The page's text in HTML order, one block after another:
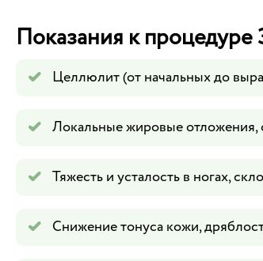
Показания к
Целлюлит (от начальных до
Локальные жировые отложения,
Тяжесть и усталость в ногах,
Снижение тонуса кожи,